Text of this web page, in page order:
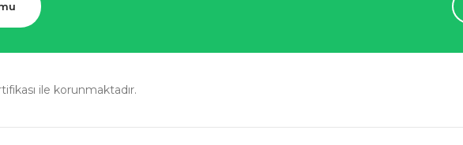
ile korunmaktadır.